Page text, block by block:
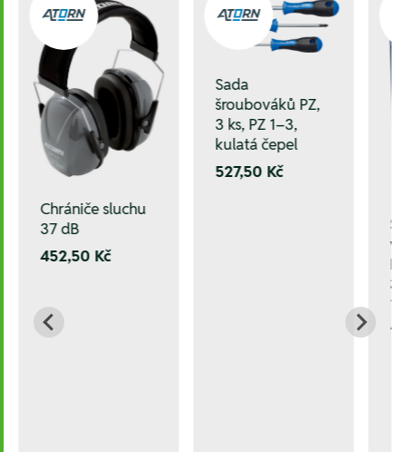
Chrániče sluchu
37 dB
452,50 Kč
Sada
šroubováků PZ,
3 ks, PZ 1–3,
kulatá čepel
527,50 Kč